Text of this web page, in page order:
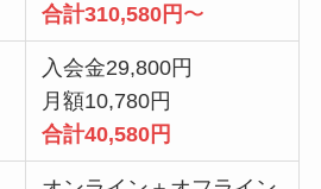
合計310,580円 〜
入会金29,800円
月額10,780円
合計40,580円